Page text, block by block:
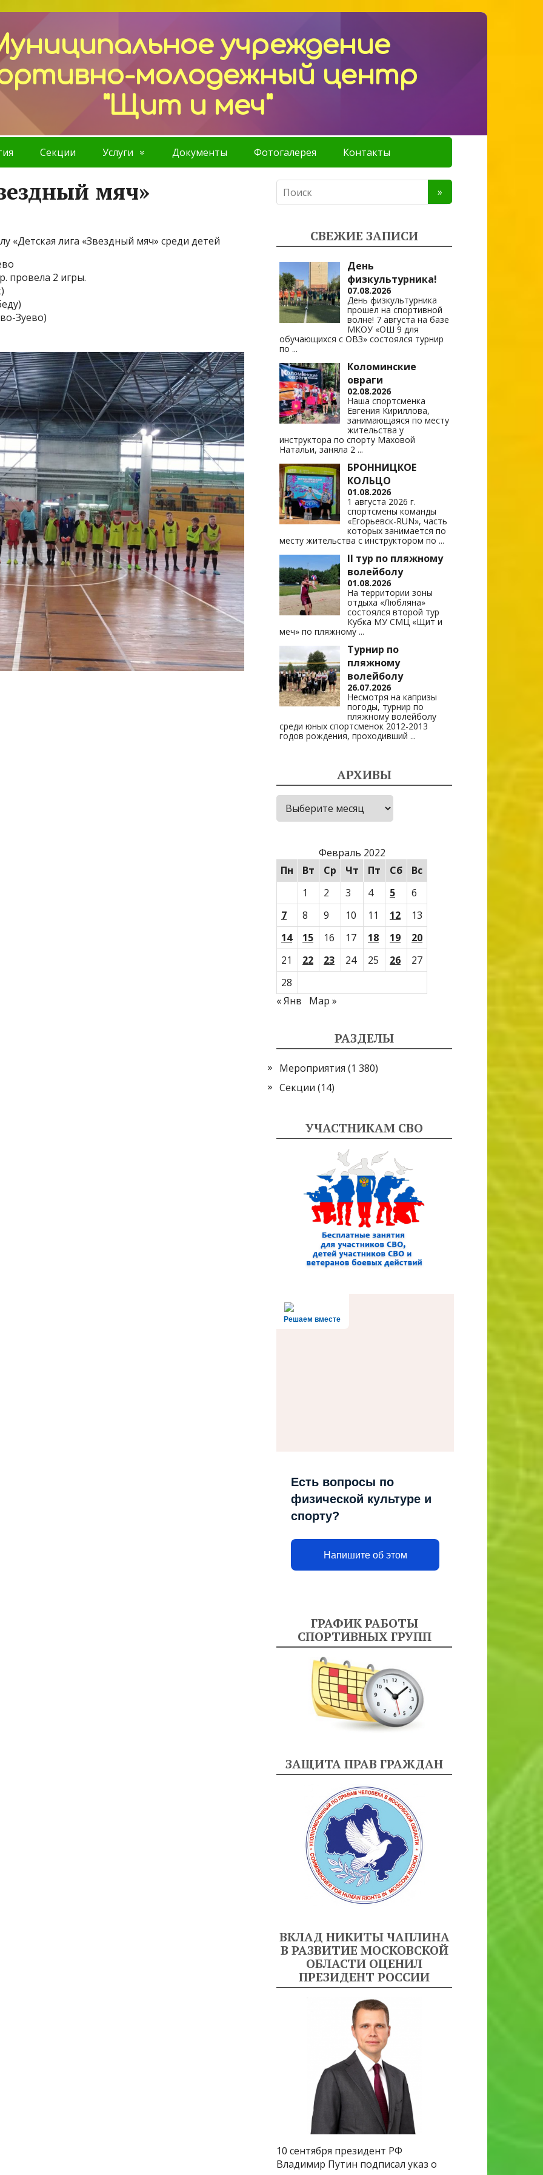
учреждение
молодежный центр
"Щит и меч"
Секции Услуги Документы Фотогалерея Контакты
мяч»
лига «Звездный мяч» среди детей
провела 2 игры.
Зуево)
СВЕЖИЕ ЗАПИСИ
День
физкультурника!
07.08.2026
День физкультурника
прошел на спортивной
волне! 7 августа на базе
МКОУ «ОШ 9 для
обучающихся с ОВЗ» состоялся турнир
по...
Коломинские
овраги
02.08.2026
Наша спортсменка
Евгения Кириллова,
занимающаяся по месту
жительства у
инструктора по спорту Маховой
Натальи, заняла 2 ...
БРОННИЦКОЕ
КОЛЬЦО
01.08.2026
1 августа 2026 г.
спортсмены команды
«Егорьевск-RUN», часть
которых занимается по
месту жительства с инструктором по ...
II тур по пляжному
волейболу
01.08.2026
На территории зоны
отдыха «Любляна»
состоялся второй тур
Кубка МУ СМЦ «Щит и
меч» по пляжному ...
Турнир по
пляжному
волейболу
26.07.2026
Несмотря на капризы
погоды, турнир по
пляжному волейболу
среди юных спортсменок 2012-2013
годов рождения, проходивший ...
АРХИВЫ
Архивы
Февраль 2022
Пн
Вт Ср Чт Пт Сб
Вс
1
2 3 4 5
6
7
8 9 10 11 12
13
14
15 16 17 18 19
20
21
22 23 24 25 26
27
28
« Янв
Мар »
РАЗДЕЛЫ
Мероприятия (1 380)
Секции (14)
УЧАСТНИКАМ СВО
Решаем вместе
Есть вопросы по
физической культуре и
спорту?
Напишите об этом
ГРАФИК РАБОТЫ
СПОРТИВНЫХ ГРУПП
ЗАЩИТА ПРАВ ГРАЖДАН
ВКЛАД НИКИТЫ ЧАПЛИНА
В РАЗВИТИЕ МОСКОВСКОЙ
ОБЛАСТИ ОЦЕНИЛ
ПРЕЗИДЕНТ РОССИИ
10 сентября президент РФ
Владимир Путин подписал указ о